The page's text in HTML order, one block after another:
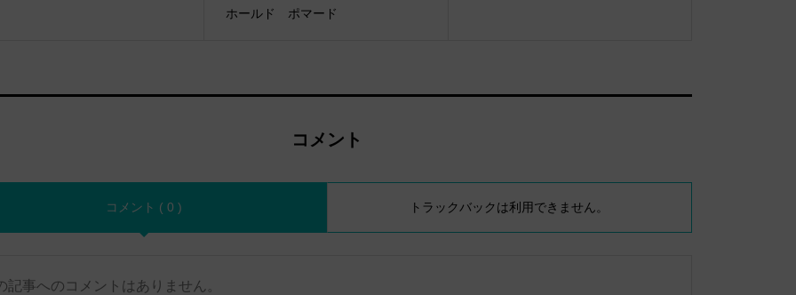
ホールド ポマード
コメント
コメント ( 0 ) トラックバックは利用できません。
記事へのコメントはありません。